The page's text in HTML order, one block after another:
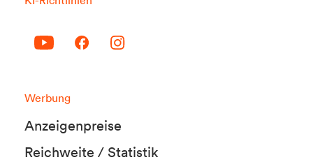
Werbung
Anzeigenpreise
Reichweite / Statistik